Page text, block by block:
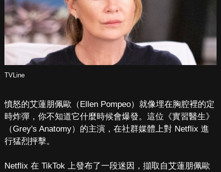
TVLine
憤怒的艾蓮朋佩歐（Ellen Pompeo）就像埋在胸腔裡的定
時炸彈，你不知道它什麼時候會爆發。這位《實習醫生》
（Grey's Anatomy）的主演，在社群媒體上對 Netflix 進
行猛烈抨擊。
Netflix 在 TikTok 上發布了一段迷因，擷取自艾蓮朋佩歐